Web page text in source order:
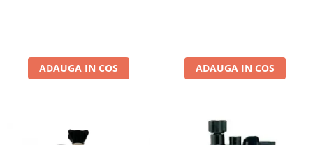
ADAUGA IN COS ADAUGA IN COS